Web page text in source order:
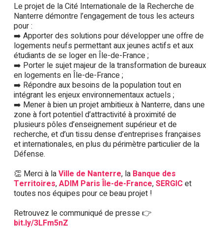
Le projet de la Cité Internationale de la Recherche de
Nanterre démontre l’engagement de tous les acteurs
pour :
➡️ Apporter des solutions pour développer une offre de
logements neufs permettant aux jeunes actifs et aux
étudiants de se loger en Île-de-France ;
➡️ Porter le sujet majeur de la transformation de bureaux
en logements en Île-de-France ;
➡️ Répondre aux besoins de la population tout en
intégrant les enjeux environnementaux actuels ;
➡️ Mener à bien un projet ambitieux à Nanterre, dans une
zone à fort potentiel d’attractivité à proximité de
plusieurs pôles d’enseignement supérieur et de
recherche, et d’un tissu dense d’entreprises françaises
et internationales, en plus du périmètre particulier de la
Défense.
👏 Merci à laVille de Nanterre, la Banque des
Territoires,ADIM Paris Île-de-France,SERGICet
toutes nos équipes pour ce beau projet !
Retrouvez le communiqué de presse 👉
bit.ly/3LFm5nZ